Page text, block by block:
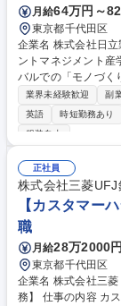
月給64万円～
東京都千代田区
企業名 株式会社日立製作所 求人名 436 日立Gのモノ
ントマネジメント産学官連携マネ
バルでの「モノづく
成・動機づけ・処遇）
ープ「モノづくり人
て、事業所の製造・
ジメントの方針を
ノづくり人財育成拠
企画・立案・合意形成をリードする。
人財戦略/タレント
業界未経験歓迎 副
英語
時短勤務あり
服装自由
正社員
株式会社三菱UFJ
【カスタマー
職
月給28万2000
東京都千代田区
企業名 株式会社三菱ＵＦＪ銀行 求人名 【カス
務】 仕事の内容 カスタマーハラスメント対応に係わる業務施策の企画・